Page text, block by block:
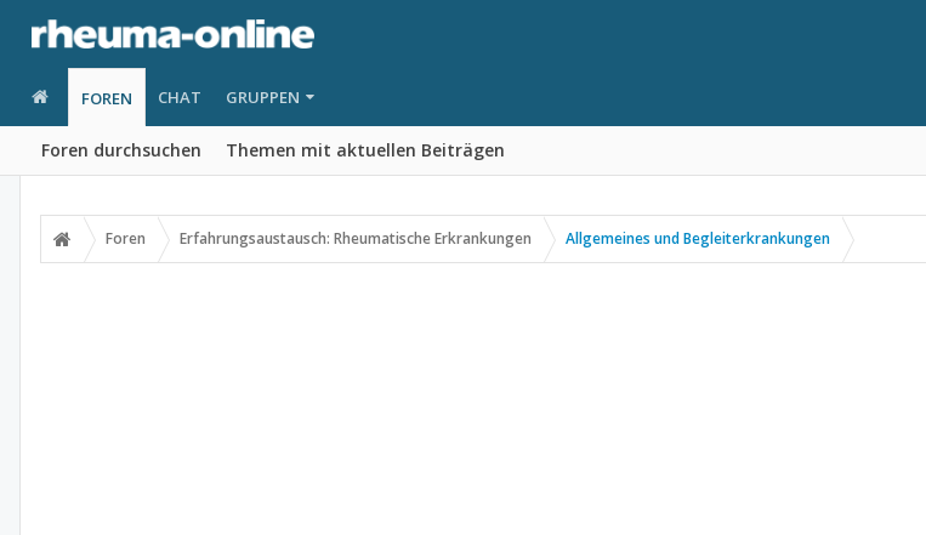
FOREN
Foren durchsuchen Themen mit aktuellen Beiträgen
CHAT GRUPPEN
Foren Erfahrungsaustausch: Rheumatische Erkrankungen Allgemeines und Begleiterkrankungen